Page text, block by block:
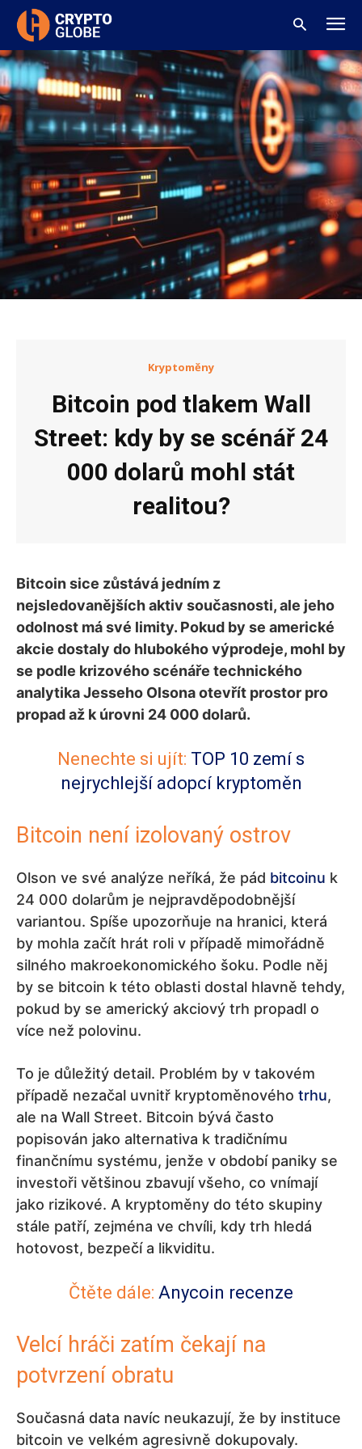
Kryptoměny
Bitcoin pod tlakem Wall
Street: kdy by se scénář 24
000 dolarů mohl stát
realitou?
Bitcoin sice zůstává jedním z
nejsledovanějších aktiv současnosti, ale jeho
odolnost má své limity. Pokud by se americké
akcie dostaly do hlubokého výprodeje, mohl by
se podle krizového scénáře technického
analytika Jesseho Olsona otevřít prostor pro
propad až k úrovni 24 000 dolarů.
Nenechte si ujít: TOP 10 zemí s
nejrychlejší adopcí kryptoměn
Bitcoin není izolovaný ostrov
Olson ve své analýze neříká, že pád bitcoinu k
24 000 dolarům je nejpravděpodobnější
variantou. Spíše upozorňuje na hranici, která
by mohla začít hrát roli v případě mimořádně
silného makroekonomického šoku. Podle něj
by se bitcoin k této oblasti dostal hlavně tehdy,
pokud by se americký akciový trh propadl o
více než polovinu.
To je důležitý detail. Problém by v takovém
případě nezačal uvnitř kryptoměnového trhu,
ale na Wall Street. Bitcoin bývá často
popisován jako alternativa k tradičnímu
finančnímu systému, jenže v období paniky se
investoři většinou zbavují všeho, co vnímají
jako rizikové. A kryptoměny do této skupiny
stále patří, zejména ve chvíli, kdy trh hledá
hotovost, bezpečí a likviditu.
Čtěte dále: Anycoin recenze
Velcí hráči zatím čekají na
potvrzení obratu
Současná data navíc neukazují, že by instituce
bitcoin ve velkém agresivně dokupovaly.